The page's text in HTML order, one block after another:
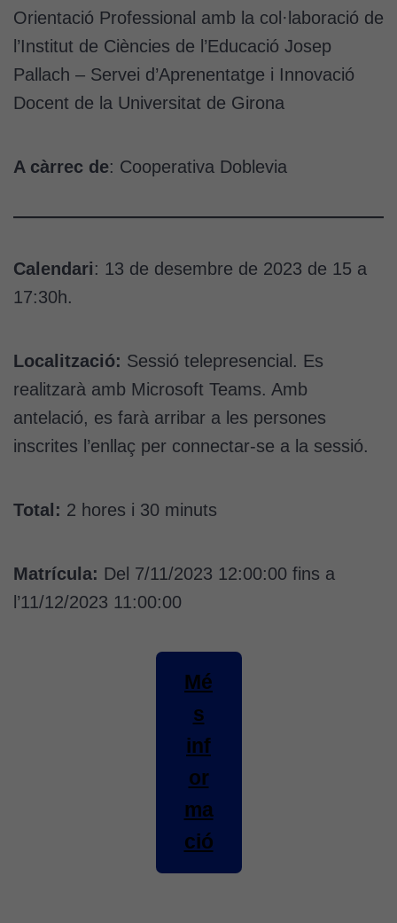
Orientació Professional amb la col·laboració de
l’Institut de Ciències de l’Educació Josep
Pallach – Servei d’Aprenentatge i Innovació
Docent de la Universitat de Girona
A càrrec de: Cooperativa Doblevia
Calendari: 13 de desembre de 2023 de 15 a
17:30h.
Localització: Sessió telepresencial. Es
realitzarà amb Microsoft Teams. Amb
antelació, es farà arribar a les persones
inscrites l’enllaç per connectar-se a la sessió.
Total: 2 hores i 30 minuts
Matrícula: Del 7/11/2023 12:00:00 fins a
l’11/12/2023 11:00:00
Mé
s
inf
or
ma
ció